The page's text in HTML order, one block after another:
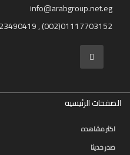
info@arabgroup.net.eg
, (002)01117703152
الصفحات الرئيسيه
اكثر مشاهده
صدر حديثا